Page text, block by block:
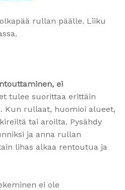
rullan päälle. Liiku
ei
tulee suorittaa erittäin
Kun rullaat, huomioi alueet,
tai aroilta. Pysähdy
ja anna rullan
lihas alkaa rentoutua ja
ei ole